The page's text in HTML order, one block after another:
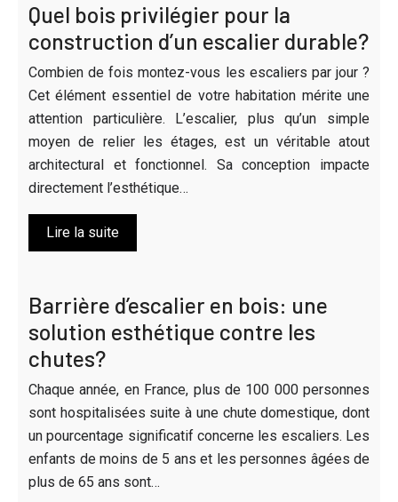
Quel bois privilégier pour la
construction d’un escalier durable?
Combien de fois montez-vous les escaliers par jour ?
Cet élément essentiel de votre habitation mérite une
attention particulière. L’escalier, plus qu’un simple
moyen de relier les étages, est un véritable atout
architectural et fonctionnel. Sa conception impacte
directement l’esthétique…
Lire la suite
Barrière d’escalier en bois: une
solution esthétique contre les
chutes?
Chaque année, en France, plus de 100 000 personnes
sont hospitalisées suite à une chute domestique, dont
un pourcentage significatif concerne les escaliers. Les
enfants de moins de 5 ans et les personnes âgées de
plus de 65 ans sont…